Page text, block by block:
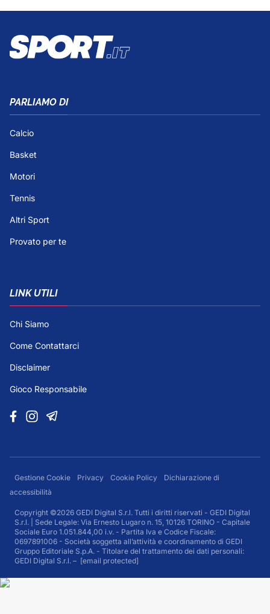
PARLIAMO DI
Calcio
Basket
Motori
Tennis
Altri Sport
Provato per te
LINK UTILI
Chi Siamo
Come Contattarci
Disclaimer
Gioco Responsabile
Gestione Cookie Privacy Cookie Policy
Dichiarazione di
accessibilità
Copyright ©2026 GEDI Digital S.r.l. Tutti i diritti riservati - GEDI Digital
S.r.l. | Sede Legale: Via Ernesto Lugaro n. 15, 10126 TORINO - Capitale
Sociale Euro 1.051.844,00 i.v. - Partita Iva e Codice Fiscale:
0697891006 - Società soggetta all’attività e coordinamento di GEDI
Gruppo Editoriale S.p.A. - Titolare del trattamento dei dati personali:
GEDI Digital S.r.l. – [email protected]